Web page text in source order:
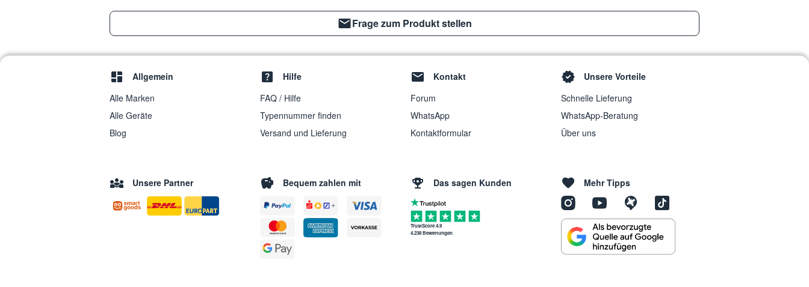
Frage zum Produkt stellen
Allgemein
Alle Marken
Alle Geräte
Blog
Hilfe
FAQ / Hilfe
Typennummer finden
Versand und Lieferung
Kontakt
Forum
WhatsApp
Kontaktformular
Unsere Vorteile
Schnelle Lieferung
WhatsApp-Beratung
Über uns
Unsere Partner Bequem zahlen mit Das sagen Kunden
TrustScore 4.9
4.238 Bewertungen
Mehr Tipps